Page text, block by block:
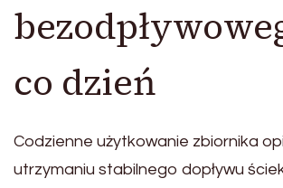
co dzień
Codzienne użytkowanie zbiornika
utrzymaniu stabilnego dopływu